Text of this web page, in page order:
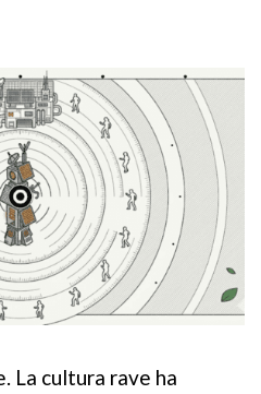
La cultura rave ha